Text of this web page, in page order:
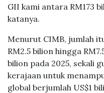
GII kami antara RM173
katanya.
Menurut CIMB, jumlah
RM2.5 bilion hingga
bilion pada 2025, sekali
kerajaan untuk
global berjumlah US$1